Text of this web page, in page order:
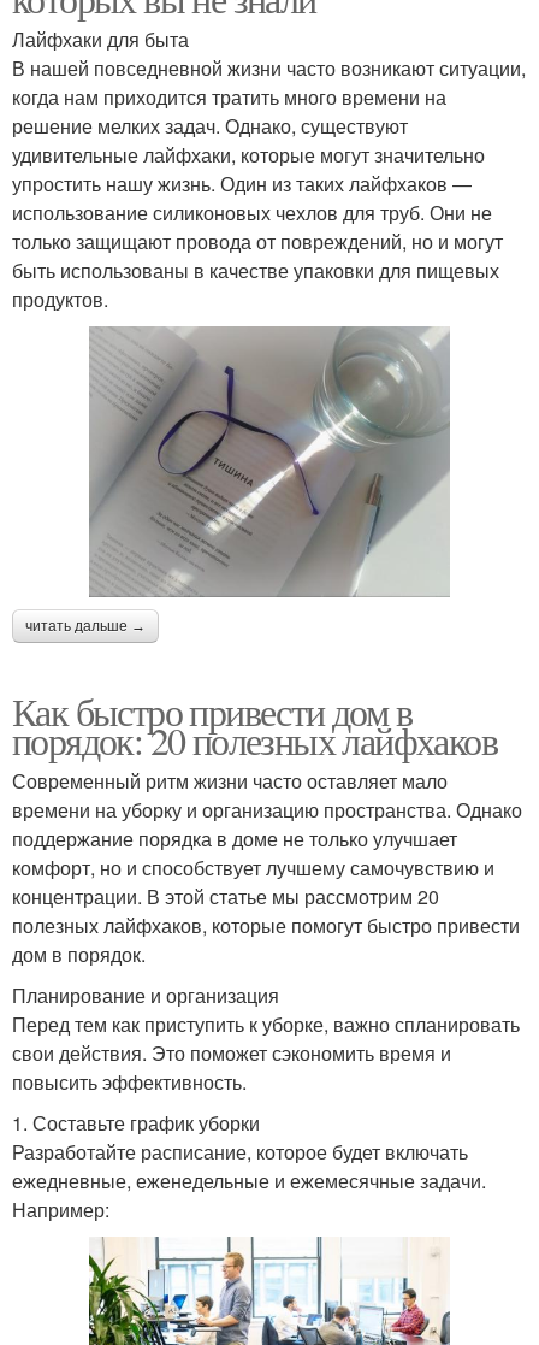
Лайфхаки для быта
В нашей повседневной жизни часто возникают ситуации,
когда нам приходится тратить много времени на
решение мелких задач. Однако, существуют
удивительные лайфхаки, которые могут значительно
упростить нашу жизнь. Один из таких лайфхаков —
использование силиконовых чехлов для труб. Они не
только защищают провода от повреждений, но и могут
быть использованы в качестве упаковки для пищевых
продуктов.
читать дальше →
Как быстро привести дом в
порядок: 20 полезных лайфхаков
Современный ритм жизни часто оставляет мало
времени на уборку и организацию пространства. Однако
поддержание порядка в доме не только улучшает
комфорт, но и способствует лучшему самочувствию и
концентрации. В этой статье мы рассмотрим 20
полезных лайфхаков, которые помогут быстро привести
дом в порядок.
Планирование и организация
Перед тем как приступить к уборке, важно спланировать
свои действия. Это поможет сэкономить время и
повысить эффективность.
1. Составьте график уборки
Разработайте расписание, которое будет включать
ежедневные, еженедельные и ежемесячные задачи.
Например: